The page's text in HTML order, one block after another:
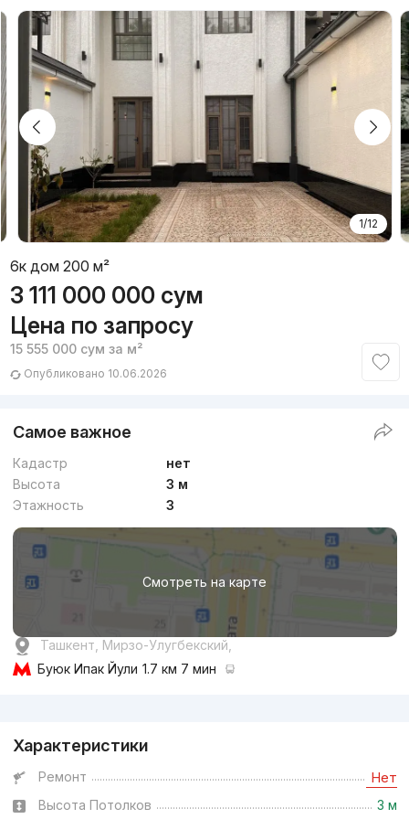
1/12
6к дом 200 м²
3 111 000 000 сум
Цена по запросу
15 555 000 сум за м²
Опубликовано 10.06.2026
Самое важное
Кадастр
нет
Высота
3 м
Этажность
3
Смотреть на карте
Ташкент, Мирзо-Улугбекский,
Буюк Ипак Йули 1.7 км 7 мин
Характеристики
Ремонт Нет
Высота Потолков 3 м